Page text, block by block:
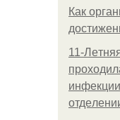
Как
11-